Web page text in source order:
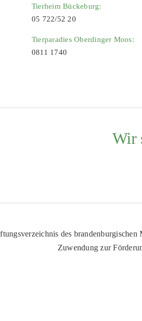
Tierheim Bückeburg:
05 722/52 20
Tierparadies Oberdinger Moos:
0811 1740
Wir
des
Zuwendung zur